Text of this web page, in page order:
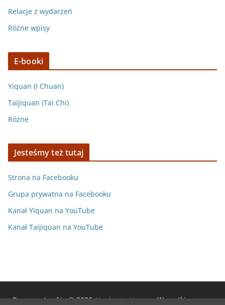
Relacje z wydarzeń
Różne wpisy
E-booki
Yiquan (I Chuan)
Taijiquan (Tai Chi)
Różne
Jesteśmy też tutaj
Strona na Facebooku
Grupa prywatna na Facebooku
Kanał Yiquan na YouTube
Kanał Taijiquan na YouTube
Prawa autorskie © 2026Akademia Yiquan. Wszystkie prawa